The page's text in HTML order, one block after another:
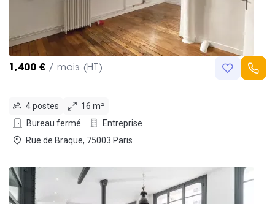
1,400 € / mois (HT)
4 postes
16 m²
Bureau fermé
Entreprise
Rue de Braque, 75003 Paris